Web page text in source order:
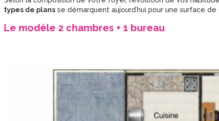
types de plans se démarquent aujourd’hui pour une surface de
Le modèle 2 chambres + 1 bureau